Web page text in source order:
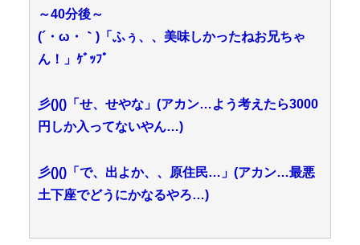
～40分後～
(´・ω・｀)「ふぅ、、美味しかったねお兄ちゃ
ん！」ｹﾞｯﾌﾟ
彡()()「せ、せやな」(アカン…よう考えたら3000
円しか入ってないやん…)
彡()()「で、出よか、、原住民…」(アカン…最悪
土下座でどうにかなるやろ…)